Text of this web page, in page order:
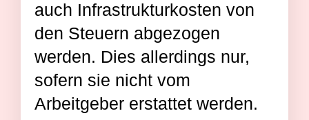
auch Infrastrukturkosten von
den Steuern abgezogen
werden. Dies allerdings nur,
sofern sie nicht vom
Arbeitgeber erstattet werden.